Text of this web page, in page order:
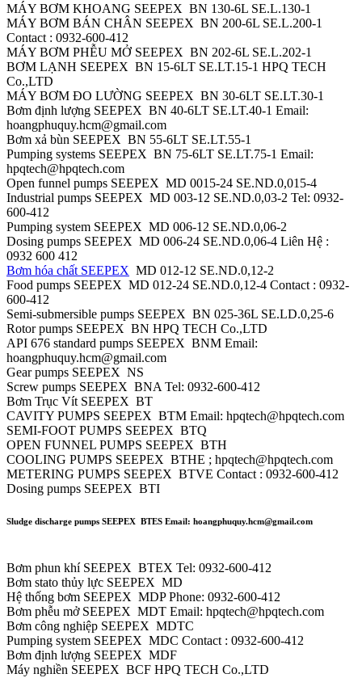
MÁY BƠM KHOANG SEEPEX BN 130-6L SE.L.130-1
MÁY BƠM BÁN CHÂN SEEPEX BN 200-6L SE.L.200-1
Contact : 0932-600-412
MÁY BƠM PHỄU MỞ SEEPEX BN 202-6L SE.L.202-1
BƠM LẠNH SEEPEX BN 15-6LT SE.LT.15-1 HPQ TECH
Co.,LTD
MÁY BƠM ĐO LƯỜNG SEEPEX BN 30-6LT SE.LT.30-1
Bơm định lượng SEEPEX BN 40-6LT SE.LT.40-1 Email:
hoangphuquy.hcm@gmail.com
Bơm xả bùn SEEPEX BN 55-6LT SE.LT.55-1
Pumping systems SEEPEX BN 75-6LT SE.LT.75-1 Email:
hpqtech@hpqtech.com
Open funnel pumps SEEPEX MD 0015-24 SE.ND.0,015-4
Industrial pumps SEEPEX MD 003-12 SE.ND.0,03-2 Tel: 0932-
600-412
Pumping system SEEPEX MD 006-12 SE.ND.0,06-2
Dosing pumps SEEPEX MD 006-24 SE.ND.0,06-4 Liên Hệ :
0932 600 412
Bơm hóa chất SEEPEX MD 012-12 SE.ND.0,12-2
Food pumps SEEPEX MD 012-24 SE.ND.0,12-4 Contact : 0932-
600-412
Semi-submersible pumps SEEPEX BN 025-36L SE.LD.0,25-6
Rotor pumps SEEPEX BN HPQ TECH Co.,LTD
API 676 standard pumps SEEPEX BNM Email:
hoangphuquy.hcm@gmail.com
Gear pumps SEEPEX NS
Screw pumps SEEPEX BNA Tel: 0932-600-412
Bơm Trục Vít SEEPEX BT
CAVITY PUMPS SEEPEX BTM Email: hpqtech@hpqtech.com
SEMI-FOOT PUMPS SEEPEX BTQ
OPEN FUNNEL PUMPS SEEPEX BTH
COOLING PUMPS SEEPEX BTHE ; hpqtech@hpqtech.com
METERING PUMPS SEEPEX BTVE Contact : 0932-600-412
Dosing pumps SEEPEX BTI
Sludge discharge pumps SEEPEX BTES Email: hoangphuquy.hcm@gmail.com
Bơm phun khí SEEPEX BTEX Tel: 0932-600-412
Bơm stato thủy lực SEEPEX MD
Hệ thống bơm SEEPEX MDP Phone: 0932-600-412
Bơm phễu mở SEEPEX MDT Email: hpqtech@hpqtech.com
Bơm công nghiệp SEEPEX MDTC
Pumping system SEEPEX MDC Contact : 0932-600-412
Bơm định lượng SEEPEX MDF
Máy nghiền SEEPEX BCF HPQ TECH Co.,LTD